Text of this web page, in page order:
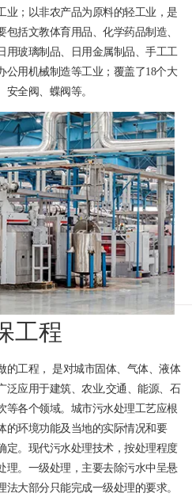
业；以非农产品为原料的轻工业，是
括文教体育用品、化学药品制造、
用玻璃制品、日用金属制品、手工工
公用机械制造等工业；覆盖了18个大
全阀、蝶阀等。
工程
的工程， 是对城市固体、气体、液体
泛应用于建筑、农业,交通、能源、石
等各个领域。城市污水处理工艺应根
的环境功能及当地的实际情况和要
定。现代污水处理技术，按处理程度
理。一级处理，主要去除污水中呈悬
大部分只能完成一级处理的要求。